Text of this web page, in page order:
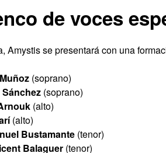
de voces
Amystis se presentará con una
(soprano)
(soprano)
(alto)
(alto)
Bustamante (tenor)
Balaguer (tenor)